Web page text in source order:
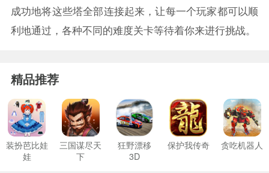
成功地将这些塔全部连接起来，让每一个玩家都可以顺
利地通过，各种不同的难度关卡等待着你来进行挑战。
精品推荐
装扮芭比娃
娃
三国谋尽天
下
狂野漂移
3D
保护我传奇 贪吃机器人